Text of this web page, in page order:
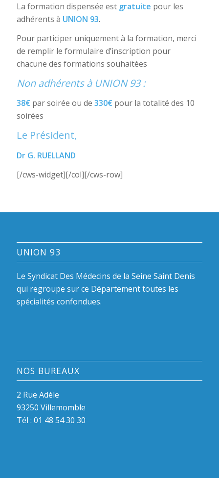
La formation dispensée est gratuite pour les
adhérents à UNION 93.
Pour participer uniquement à la formation, merci
de remplir le formulaire d’inscription pour
chacune des formations souhaitées
Non adhérents à UNION 93 :
38€ par soirée ou de 330€ pour la totalité des 10
soirées
Le Président,
Dr G. RUELLAND
[/cws-widget][/col][/cws-row]
UNION 93
Le Syndicat Des Médecins de la Seine Saint Denis
qui regroupe sur ce Département toutes les
spécialités confondues.
NOS BUREAUX
2 Rue Adèle
93250 Villemomble
Tél : 01 48 54 30 30